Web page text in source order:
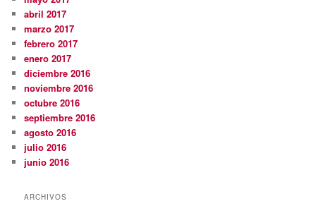
abril 2017
marzo 2017
febrero 2017
enero 2017
diciembre 2016
noviembre 2016
octubre 2016
septiembre 2016
agosto 2016
julio 2016
junio 2016
ARCHIVOS